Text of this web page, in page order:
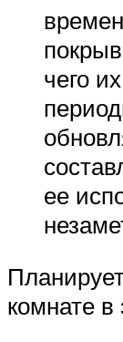
чего
ее
комнате в